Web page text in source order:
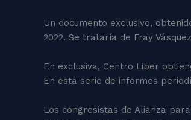
Un documento exclusivo,
2022. Se trataría de Fray
En exclusiva, Centro Liber
En esta serie de informes
Los congresistas de Alianza